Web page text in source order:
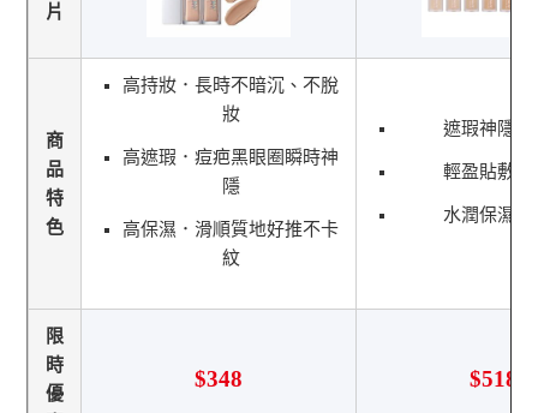
片
商
品
特
色
高持妝．長時不暗沉、不脫
妝
高遮瑕．痘疤黑眼圈瞬時神
隱
高保濕．滑順質地好推不卡
紋
遮瑕神隱不
輕盈貼敷神
水潤保濕不
限
時
優
$348 $518